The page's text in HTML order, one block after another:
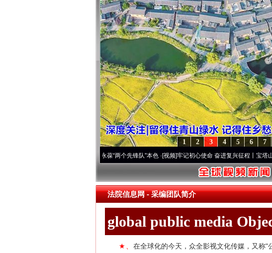
7
6
5
4
3
2
1
永葆“两个先锋队”本色·[视频]牢记初心使命 奋进复兴征程丨宝塔山下好光景
法院信息网-采编团队简介
global public media
★、 在全球化的今天，众全影视文化传媒，又称"